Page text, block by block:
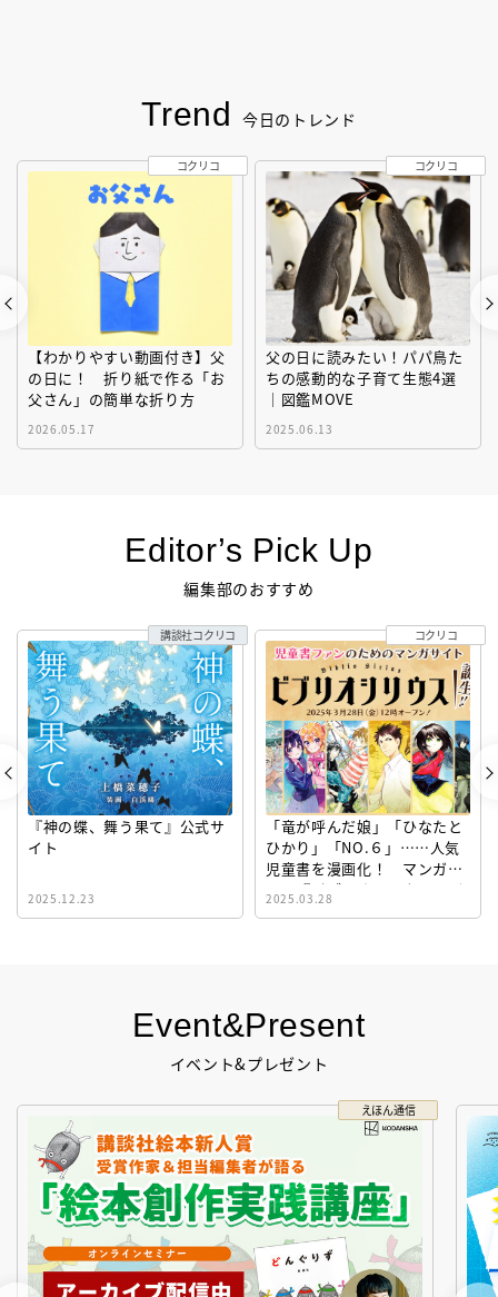
Event&Present
イベント&プレゼント
えほん通信
Trend 今日のトレンド
【わかりやすい動画付き】父
の日に！ 折り紙で作る「お
父さん」の簡単な折り方
2026.05.17
コクリコ
父の日に読みたい！パパ鳥た
ちの感動的な子育て生態4選
｜図鑑MOVE
2025.06.13
コクリコ
Editor’s Pick Up
編集部のおすすめ
『神の蝶、舞う果て』公式サ
イト
2025.12.23
講談社コクリコ
「竜が呼んだ娘」「ひなたと
ひかり」「NO.６」……人気
児童書を漫画化！ マンガサ
イト『ビブリオシリウス』誕
生！
2025.03.28
コクリコ